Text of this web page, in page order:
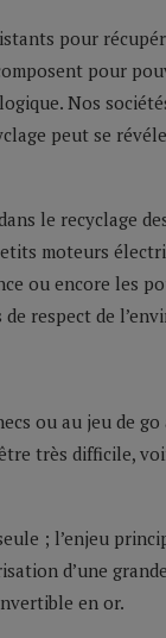
pour
pour
Nos
peut se
le recyclage
moteurs
ou encore les
respect de
ou au jeu de
très difficile,
; l’enjeu
d’une
en or.